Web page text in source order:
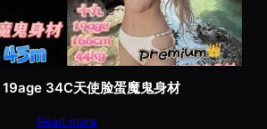
19age 34C天使脸蛋魔鬼身材
Read more